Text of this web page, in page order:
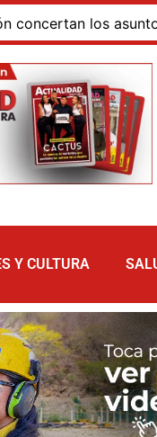
del nuevo
Y CULTURA